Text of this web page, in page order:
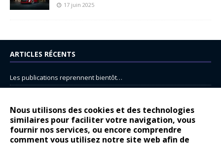
Nous utilisons des cookies et des technologies
similaires pour faciliter votre navigation, vous
fournir nos services, ou encore comprendre
comment vous utilisez notre site web afin de
17 juin 2025
ARTICLES RÉCENTS
Les publications reprennent bientôt…
14 juillet : nouveau film de marque pour Citroën
Renault Espace : voyage, voyage…
Peugeot E-208 GTi : naissance d’une légende